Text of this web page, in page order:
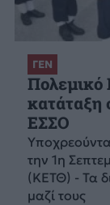
ΓΕΝ
Πολεμικό
κατάταξη
ΕΣΣΟ
την 1η
(ΚΕΤΘ) - Τα
μαζί τους